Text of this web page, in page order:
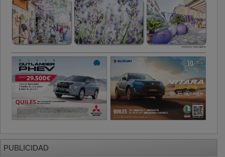
PUBLICIDAD